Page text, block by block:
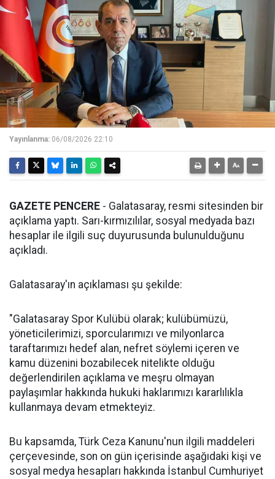
Yayınlanma: 06/08/2026 22:10
GAZETE PENCERE - Galatasaray, resmi sitesinden bir
açıklama yaptı. Sarı-kırmızılılar, sosyal medyada bazı
hesaplar ile ilgili suç duyurusunda bulunulduğunu
açıkladı.
Galatasaray'ın açıklaması şu şekilde:
"Galatasaray Spor Kulübü olarak; kulübümüzü,
yöneticilerimizi, sporcularımızı ve milyonlarca
taraftarımızı hedef alan, nefret söylemi içeren ve
kamu düzenini bozabilecek nitelikte olduğu
değerlendirilen açıklama ve meşru olmayan
paylaşımlar hakkında hukuki haklarımızı kararlılıkla
kullanmaya devam etmekteyiz.
Bu kapsamda, Türk Ceza Kanunu'nun ilgili maddeleri
çerçevesinde, son on gün içerisinde aşağıdaki kişi ve
sosyal medya hesapları hakkında İstanbul Cumhuriyet